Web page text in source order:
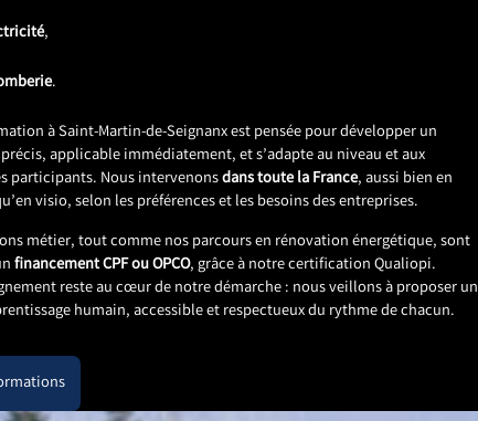
,
.
à Saint-Martin-de-Seignanx est pensée pour développer un
applicable immédiatement, et s’adapte au niveau et aux
participants. Nous intervenonsdans toute la France, aussi bien en
visio, selon les préférences et les besoins des entreprises.
métier, tout comme nos parcours en rénovation énergétique, sont
financement CPF ou OPCO, grâce à notre certification Qualiopi.
reste au cœur de notre démarche : nous veillons à proposer un
humain, accessible et respectueux du rythme de chacun.